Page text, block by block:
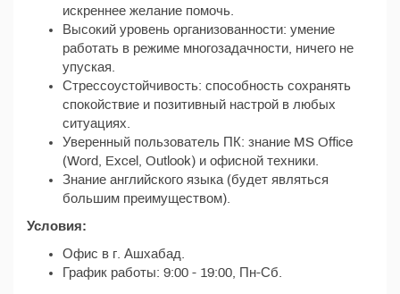
искреннее желание помочь.
Высокий уровень организованности: умение
работать в режиме многозадачности, ничего не
упуская.
Стрессоустойчивость: способность сохранять
спокойствие и позитивный настрой в любых
ситуациях.
Уверенный пользователь ПК: знание MS Office
(Word, Excel, Outlook) и офисной техники.
Знание английского языка (будет являться
большим преимуществом).
Условия:
Офис в г. Ашхабад.
График работы: 9:00 - 19:00, Пн-Сб.